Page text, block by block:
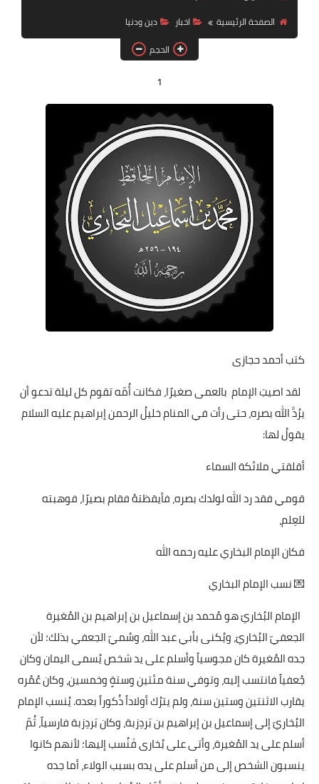
الحمل ولادة
الصحة والجمال
تشخيصات طبية
منوعات
الصفحة الرئيسية
اخبار
دين ودنيا
الحجم
1
كتب أحمد حجازى
لقد اصيبَ الإمام بالعمى صغيرًا، فكانت أُمّه تقوم كل ليلة تدعو أن
يرُدَّ الله بصره، حتى رأت في المنام خليلُ الرحمن إبراهيم عليه السلام
يقولُ لها:
أقلقتي ملائكة السماء
قومي فقد رد الله لولدك بصره، فأيقظتهُ فقام بصيرًا، فوهبته
للعِلم،
فكان الإمام البخاري عليه رحمه الله
💌 نسب الإمام البخاري
الإمام البُخاريّ هو مُحمد بن إسماعيل بن إبراهيم بن المُغيرة
الجعفيّ البُخاريّ، ويُكنى بأبي عبد الله، وسُميّ الجعفي بذلك؛ لأن
جده المُغيرة كان مجوسياً وأسلم على يد شخص يُسمى اليمان وكان
جُعفياً فانتسب إليه، وتوفي سنة مئتين وستةٍ وخمسين، وكان عُمُره
يقارب الاثنتين وستين سنة، ولم يترُك أولاداً ذُكوراً بعده. يُنسب الإمام
البُخاريّ إلى إسماعيل بن إبراهيم بن بَردِزبة، وكان بَردِزبة فارسياً، ثُمّ
أسلم على يد المُغيرة، وأتى على بُخارى فَنُسب إليها؛ لأنهم كانوا
ينسبون الشخص إلى من أسلم على يده بسبب الولاء، أما جده